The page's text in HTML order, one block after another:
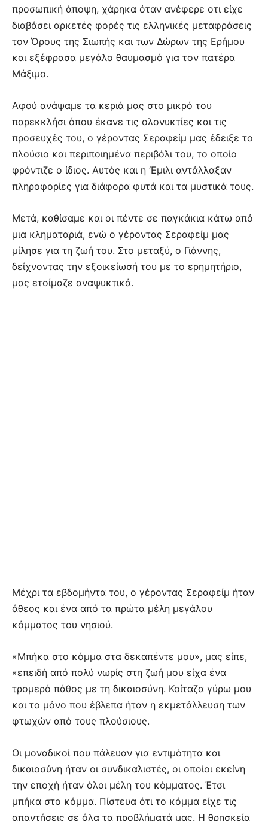
προσωπική άποψη, χάρηκα όταν ανέφερε οτι είχε
διαβάσει αρκετές φορές τις ελληνικές μεταφράσεις
τον Όρους της Σιωπής και των Δώρων της Ερήμου
και εξέφρασα μεγάλο θαυμασμό για τον πατέρα
Μάξιμο.
Αφού ανάψαμε τα κεριά μας στο μικρό του
παρεκκλήσι όπου έκανε τις ολονυκτίες και τις
προσευχές του, ο γέροντας Σεραφείμ μας έδειξε το
πλούσιο και περιποιημένα περιβόλι του, το οποίο
φρόντιζε ο ίδιος. Αυτός και η ‘Εμιλι αντάλλαξαν
πληροφορίες για διάφορα φυτά και τα μυστικά τους.
Μετά, καθίσαμε και οι πέντε σε παγκάκια κάτω από
μια κληματαριά, ενώ ο γέροντας Σεραφείμ μας
μίλησε για τη ζωή του. Στο μεταξύ, ο Γιάννης,
δείχνοντας την εξοικείωσή του με το ερημητήριο,
μας ετοίμαζε αναψυκτικά.
Μέχρι τα εβδομήντα του, ο γέροντας Σεραφείμ ήταν
άθεος και ένα από τα πρώτα μέλη μεγάλου
κόμματος του νησιού.
«Μπήκα στο κόμμα στα δεκαπέντε μου», μας είπε,
«επειδή από πολύ νωρίς στη ζωή μου είχα ένα
τρομερό πάθος με τη δικαιοσύνη. Κοίταζα γύρω μου
και το μόνο που έβλεπα ήταν η εκμετάλλευση των
φτωχών από τους πλούσιους.
Οι μοναδικοί που πάλευαν για εντιμότητα και
δικαιοσύνη ήταν οι συνδικαλιστές, οι οποίοι εκείνη
την εποχή ήταν όλοι μέλη του κόμματος. Έτσι
μπήκα στο κόμμα. Πίστευα ότι το κόμμα είχε τις
απαντήσεις σε όλα τα προβλήματά μας. Η θρησκεία